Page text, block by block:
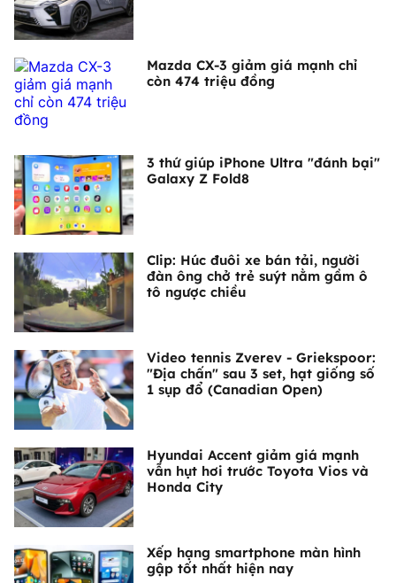
Mazda CX-3 giảm giá mạnh chỉ
còn 474 triệu đồng
3 thứ giúp iPhone Ultra "đánh bại"
Galaxy Z Fold8
Clip: Húc đuôi xe bán tải, người
đàn ông chở trẻ suýt nằm gầm ô
tô ngược chiều
Video tennis Zverev - Griekspoor:
"Địa chấn" sau 3 set, hạt giống số
1 sụp đổ (Canadian Open)
Hyundai Accent giảm giá mạnh
vẫn hụt hơi trước Toyota Vios và
Honda City
Xếp hạng smartphone màn hình
gập tốt nhất hiện nay